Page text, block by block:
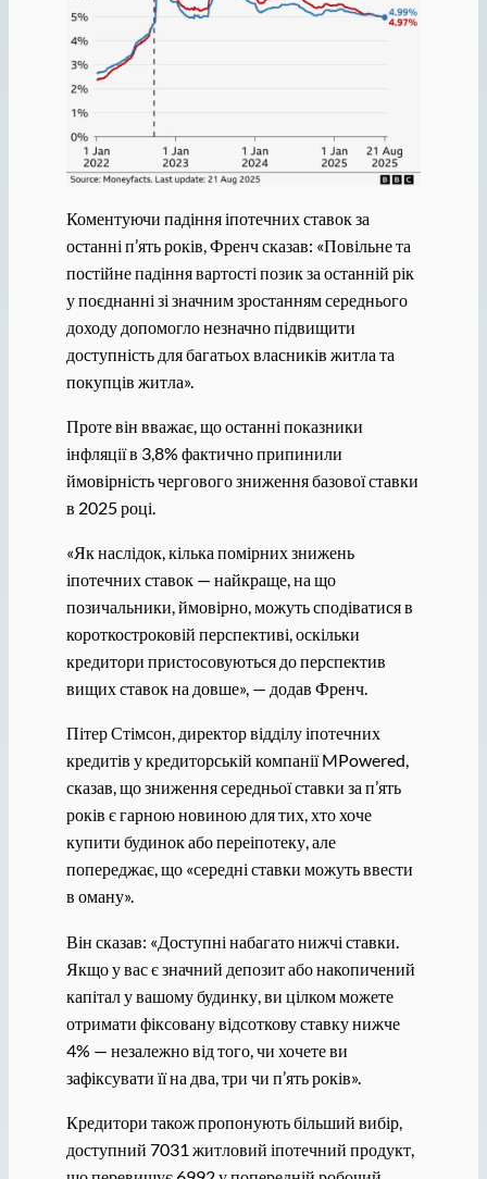
Коментуючи падіння іпотечних ставок за
останні п’ять років, Френч сказав: «Повільне та
постійне падіння вартості позик за останній рік
у поєднанні зі значним зростанням середнього
доходу допомогло незначно підвищити
доступність для багатьох власників житла та
покупців житла».
Проте він вважає, що останні показники
інфляції в 3,8% фактично припинили
ймовірність чергового зниження базової ставки
в 2025 році.
«Як наслідок, кілька помірних знижень
іпотечних ставок — найкраще, на що
позичальники, ймовірно, можуть сподіватися в
короткостроковій перспективі, оскільки
кредитори пристосовуються до перспектив
вищих ставок на довше», — додав Френч.
Пітер Стімсон, директор відділу іпотечних
кредитів у кредиторській компанії MPowered,
сказав, що зниження середньої ставки за п’ять
років є гарною новиною для тих, хто хоче
купити будинок або переіпотеку, але
попереджає, що «середні ставки можуть ввести
в оману».
Він сказав: «Доступні набагато нижчі ставки.
Якщо у вас є значний депозит або накопичений
капітал у вашому будинку, ви цілком можете
отримати фіксовану відсоткову ставку нижче
4% — незалежно від того, чи хочете ви
зафіксувати її на два, три чи п’ять років».
Кредитори також пропонують більший вибір,
доступний 7031 житловий іпотечний продукт,